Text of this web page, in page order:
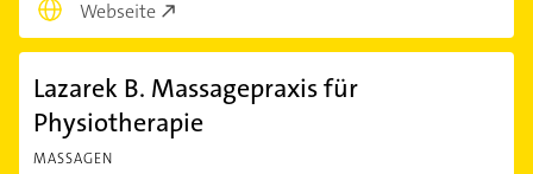
Webseite
Lazarek B. Massagepraxis für
Physiotherapie
MASSAGEN